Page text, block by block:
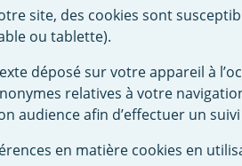
de Robot
Piscine
Chauffage &
Filtre à cartouche -
-
site, des cookies sont
ou tablette).
déposé sur votre appareil à
relatives à votre
audience afin d’effectuer un
en matière cookies en